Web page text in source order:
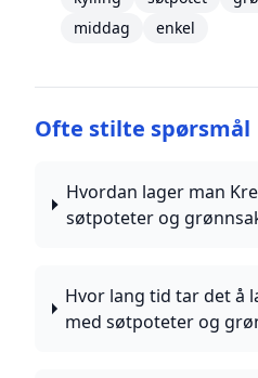
middag
enkel
Ofte stilte spørsmål
Hvordan lager man
søtpoteter og
Hvor lang tid tar det å
med søtpoteter og